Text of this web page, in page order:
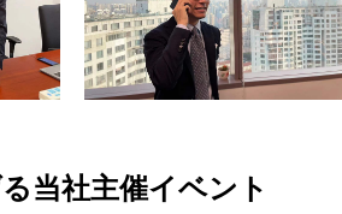
当社主催イベント